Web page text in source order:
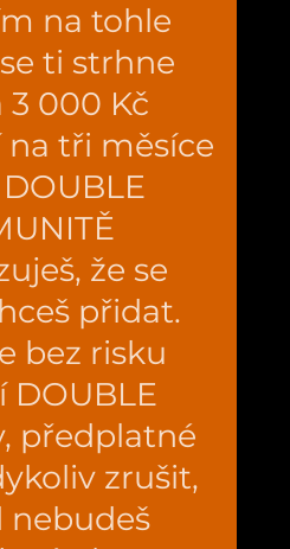
na tohle
ti strhne
3 000 Kč
na tři měsíce
že se
přidat.
bez risku
DOUBLE
předplatné
zrušit,
nebudeš